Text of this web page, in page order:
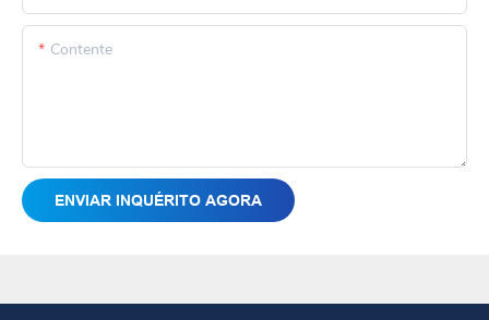
Contente
ENVIAR INQUÉRITO AGORA